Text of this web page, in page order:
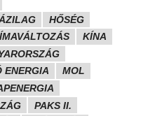
HŐSÉG
KÍNA
ENERGIA
MOL
PAKS II.